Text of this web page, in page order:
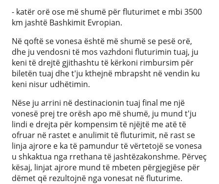
- katër orë ose më shumë për fluturimet e mbi 3500
km jashtë Bashkimit Evropian.
Në qoftë se vonesa është më shumë se pesë orë,
dhe ju vendosni të mos vazhdoni fluturimin tuaj, ju
keni të drejtë gjithashtu të kërkoni rimbursim për
biletën tuaj dhe t'ju kthejnë mbrapsht në vendin ku
keni nisur udhëtimin.
Nëse ju arrini në destinacionin tuaj final me një
vonesë prej tre orësh apo më shumë, ju mund t'ju
lindi e drejta për kompensim të njëjtë me atë të
ofruar në rastet e anulimit të fluturimit, në rast se
linja ajrore e ka të pamundur të vërtetojë se vonesa
u shkaktua nga rrethana të jashtëzakonshme. Përveç
kësaj, linjat ajrore mund të mbeten përgjegjëse për
dëmet që rezultojnë nga vonesat në fluturime.